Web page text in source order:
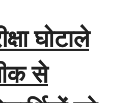
घोटाले
से